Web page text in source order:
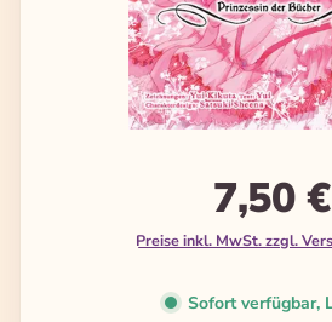
7,50 €
Preise inkl. MwSt. zzgl.
Sofort verfügbar,